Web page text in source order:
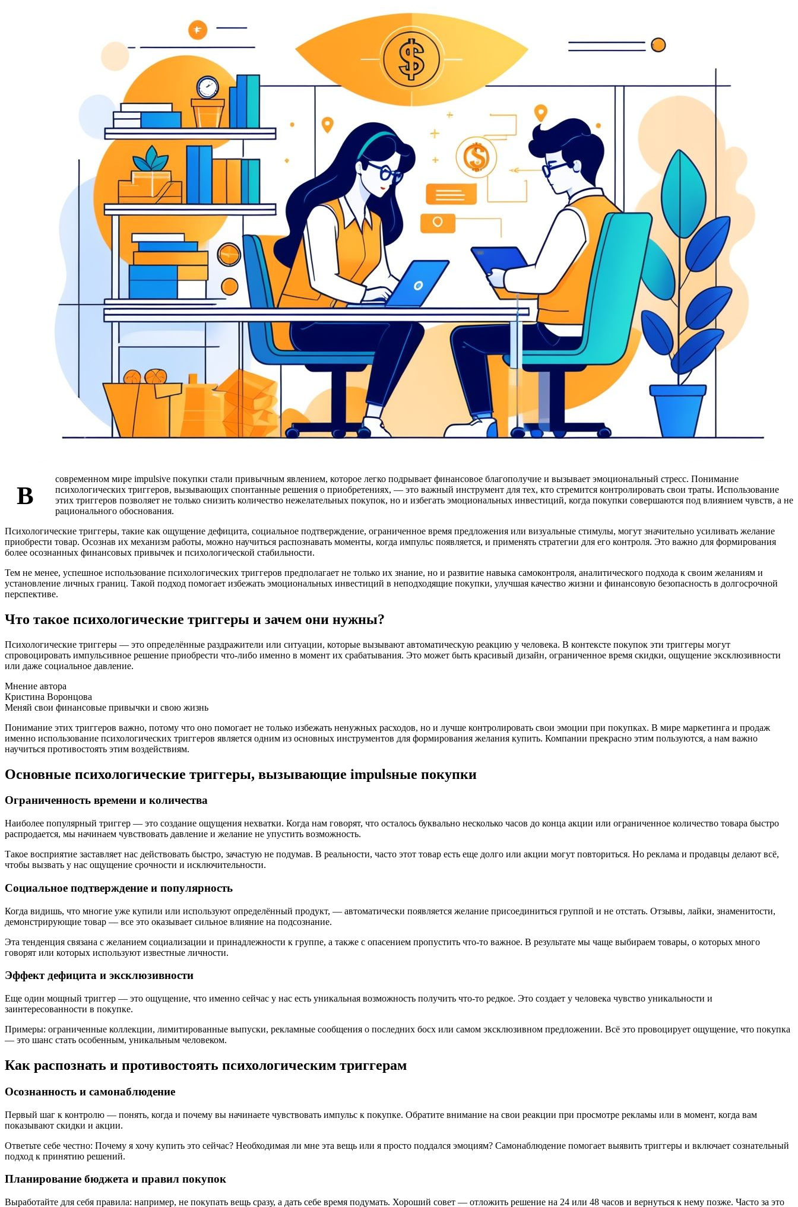
В
современном мире impulsive покупки стали привычным явлением, которое легко подрывает финансовое благополучие и вызывает эмоциональный стресс. Понимание
психологических триггеров, вызывающих спонтанные решения о приобретениях, — это важный инструмент для тех, кто стремится контролировать свои траты. Использование
этих триггеров позволяет не только снизить количество нежелательных покупок, но и избегать эмоциональных инвестиций, когда покупки совершаются под влиянием чувств, а не
рационального обоснования.
Психологические триггеры, такие как ощущение дефицита, социальное подтверждение, ограниченное время предложения или визуальные стимулы, могут значительно усиливать желание
приобрести товар. Осознав их механизм работы, можно научиться распознавать моменты, когда импульс появляется, и применять стратегии для его контроля. Это важно для формирования
более осознанных финансовых привычек и психологической стабильности.
Тем не менее, успешное использование психологических триггеров предполагает не только их знание, но и развитие навыка самоконтроля, аналитического подхода к своим желаниям и
установление личных границ. Такой подход помогает избежать эмоциональных инвестиций в неподходящие покупки, улучшая качество жизни и финансовую безопасность в долгосрочной
перспективе.
Что такое психологические триггеры и зачем они нужны?
Психологические триггеры — это определённые раздражители или ситуации, которые вызывают автоматическую реакцию у человека. В контексте покупок эти триггеры могут
спровоцировать импульсивное решение приобрести что-либо именно в момент их срабатывания. Это может быть красивый дизайн, ограниченное время скидки, ощущение эксклюзивности
или даже социальное давление.
Мнение автора
Кристина Воронцова
Меняй свои финансовые привычки и свою жизнь
Понимание этих триггеров важно, потому что оно помогает не только избежать ненужных расходов, но и лучше контролировать свои эмоции при покупках. В мире маркетинга и продаж
именно использование психологических триггеров является одним из основных инструментов для формирования желания купить. Компании прекрасно этим пользуются, а нам важно
научиться противостоять этим воздействиям.
Основные психологические триггеры, вызывающие impulsные покупки
Ограниченность времени и количества
Наиболее популярный триггер — это создание ощущения нехватки. Когда нам говорят, что осталось буквально несколько часов до конца акции или ограниченное количество товара быстро
распродается, мы начинаем чувствовать давление и желание не упустить возможность.
Такое восприятие заставляет нас действовать быстро, зачастую не подумав. В реальности, часто этот товар есть еще долго или акции могут повториться. Но реклама и продавцы делают всё,
чтобы вызвать у нас ощущение срочности и исключительности.
Социальное подтверждение и популярность
Когда видишь, что многие уже купили или используют определённый продукт, — автоматически появляется желание присоединиться группой и не отстать. Отзывы, лайки, знаменитости,
демонстрирующие товар — все это оказывает сильное влияние на подсознание.
Эта тенденция связана с желанием социализации и принадлежности к группе, а также с опасением пропустить что-то важное. В результате мы чаще выбираем товары, о которых много
говорят или которых используют известные личности.
Эффект дефицита и эксклюзивности
Еще один мощный триггер — это ощущение, что именно сейчас у нас есть уникальная возможность получить что-то редкое. Это создает у человека чувство уникальности и
заинтересованности в покупке.
Примеры: ограниченные коллекции, лимитированные выпуски, рекламные сообщения о последних босх или самом эксклюзивном предложении. Всё это провоцирует ощущение, что покупка
— это шанс стать особенным, уникальным человеком.
Как распознать и противостоять психологическим триггерам
Осознанность и самонаблюдение
Первый шаг к контролю — понять, когда и почему вы начинаете чувствовать импульс к покупке. Обратите внимание на свои реакции при просмотре рекламы или в момент, когда вам
показывают скидки и акции.
Ответьте себе честно: Почему я хочу купить это сейчас? Необходимая ли мне эта вещь или я просто поддался эмоциям? Самонаблюдение помогает выявить триггеры и включает сознательный
подход к принятию решений.
Планирование бюджета и правил покупок
Выработайте для себя правила: например, не покупать вещь сразу, а дать себе время подумать. Хороший совет — отложить решение на 24 или 48 часов и вернуться к нему позже. Часто за это